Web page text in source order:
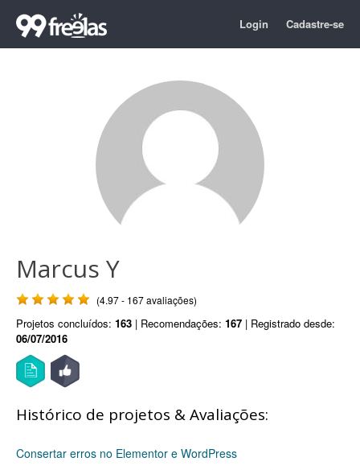
Login Cadastre-se
Marcus Y
(4.97 - 167 avaliações)
Projetos concluídos: 163 | Recomendações: 167 | Registrado desde:
06/07/2016
Histórico de projetos & Avaliações:
Consertar erros no Elementor e WordPress